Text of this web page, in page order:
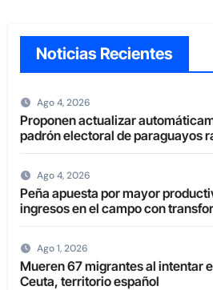
Noticias Recientes
Ago 4, 2026
Proponen actualizar
padrón electoral de paraguayos
en el extranjero
Ago 4, 2026
Peña apuesta por mayor
ingresos en el campo con
de la agricultura familiar
Ago 1, 2026
Mueren 67 migrantes al intentar
Ceuta, territorio español